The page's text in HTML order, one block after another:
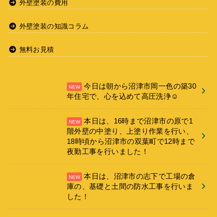
外壁塗装の費用
外壁塗装の知識コラム
無料お見積
今日は朝から沼津市岡一色の築30
年住宅で、心を込めて高圧洗浄☺️
本日は、16時まで沼津市の原で1
階外壁の中塗り、上塗り作業を行い、
18時頃から沼津市の双葉町で12時まで
夜勤工事を行いました！
本日は、沼津市の志下で工場の倉
庫の、基礎と土間の防水工事を行いま
した！